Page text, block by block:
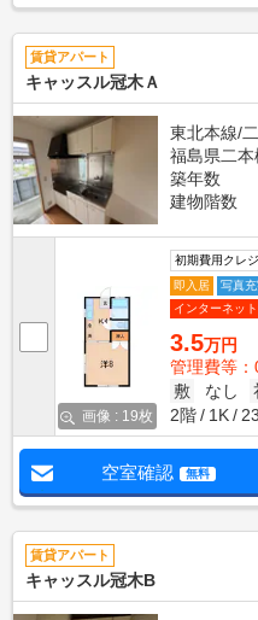
賃貸アパート
キャッスル冠木Ａ
東北本線/
福島県二
築年数
建物階数
画像 : 19枚
初期費用クレ
即入居
写真
インターネッ
3.5万円
管理費等：
敷
なし
2階
1K
空室確認 無料
賃貸アパート
キャッスル冠木B